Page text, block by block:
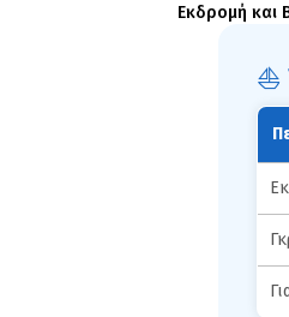
Εκδρομή και